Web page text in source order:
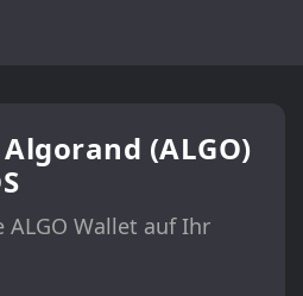
(ALGO)
ALGO Wallet auf Ihr